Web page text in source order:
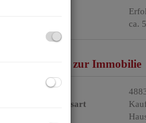
ca.
Basisdaten zur Immobilie
Vermarktungsart